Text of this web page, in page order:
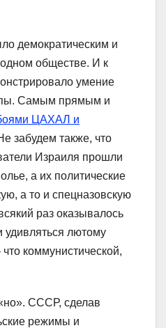
демократическим и
обществе. И к
умение
Самым прямым и
ЦАХАЛ и
забудем также, что
Израиля прошли
а их политические
а то и спецназовскую
раз оказывалось
удивляться лютому
коммунистической,
СССР, сделав
режимы и